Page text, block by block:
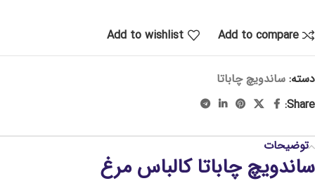
Add to compare
Add to wishlist
دسته: ساندویچ چاباتا
Share:
توضیحات
ساندویچ چاباتا کالباس مرغ